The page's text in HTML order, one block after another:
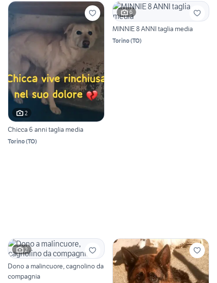
2
Chicca 6 anni taglia media
Torino(TO)
6
MINNIE 8 ANNI taglia media
Torino(TO)
2
Dono a malincuore, cagnolino da
compagnia